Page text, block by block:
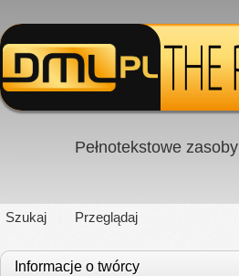
Pełnotekstowe
Szukaj Przeglądaj
Informacje o twórcy